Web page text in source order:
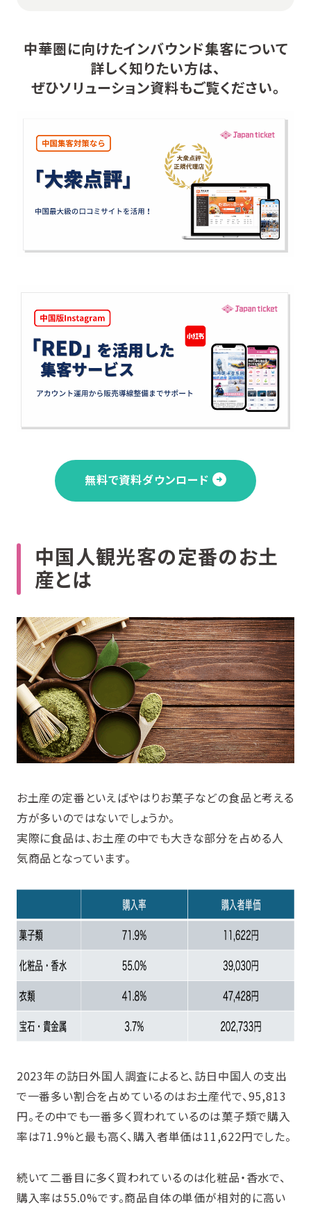
中華圏に向けたインバウンド集客について
詳しく知りたい方は、
ぜひソリューション資料もご覧ください。
無料で資料ダウンロード
中国人観光客の定番のお土
産とは
お土産の定番といえばやはりお菓子などの食品と考える
方が多いのではないでしょうか。
実際に食品は、お土産の中でも大きな部分を占める人
気商品となっています。
2023年の訪日外国人調査によると、訪日中国人の支出
で一番多い割合を占めているのはお土産代で、95,813
円。その中でも一番多く買われているのは菓子類で購入
率は71.9%と最も高く、購入者単価は11,622円でした。
続いて二番目に多く買われているのは化粧品・香水で、
購入率は55.0%です。商品自体の単価が相対的に高い